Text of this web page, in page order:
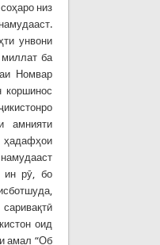
низ
унвони
ба
Номвар
коршинос
амнияти
ин рӯ, бо
оид
амал “Об